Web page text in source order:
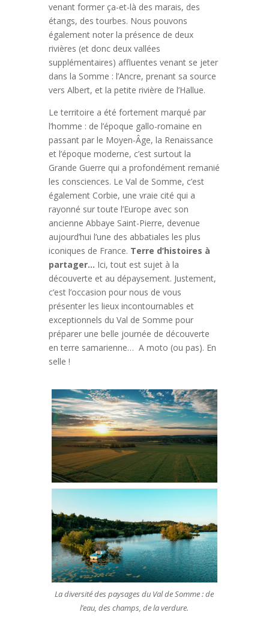
venant former ça-et-là des marais, des
étangs, des tourbes. Nous pouvons
également noter la présence de deux
rivières (et donc deux vallées
supplémentaires) affluentes venant se jeter
dans la Somme : l’Ancre, prenant sa source
vers Albert, et la petite rivière de l’Hallue.
Le territoire a été fortement marqué par
l’homme : de l’époque gallo-romaine en
passant par le Moyen-Âge, la Renaissance
et l’époque moderne, c’est surtout la
Grande Guerre qui a profondément remanié
les consciences. Le Val de Somme, c’est
également Corbie, une vraie cité qui a
rayonné sur toute l’Europe avec son
ancienne Abbaye Saint-Pierre, devenue
aujourd’hui l’une des abbatiales les plus
iconiques de France. Terre d’histoires à
partager… Ici, tout est sujet à la
découverte et au dépaysement. Justement,
c’est l’occasion pour nous de vous
présenter les lieux incontournables et
exceptionnels du Val de Somme pour
préparer une belle journée de découverte
en terre samarienne… A moto (ou pas). En
selle !
La diversité des paysages du Val de Somme : de
l’eau, des champs, de la verdure.